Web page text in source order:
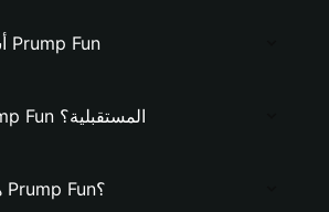
أسباب تميز عملة Prump Fun
ما إمكانات Prump Fun المستقبلية؟
هل سيرتفع سعر Prump Fun؟